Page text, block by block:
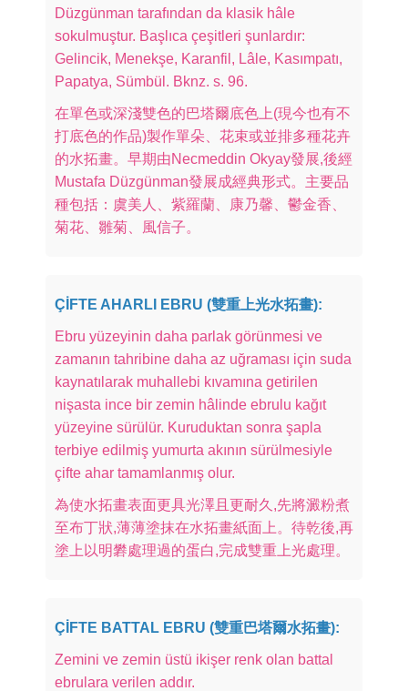
Düzgünman tarafından da klasik hâle
sokulmuştur. Başlıca çeşitleri şunlardır:
Gelincik, Menekşe, Karanfil, Lâle, Kasımpatı,
Papatya, Sümbül. Bknz. s. 96.
在單色或深淺雙色的巴塔爾底色上(現今也有不
打底色的作品)製作單朵、花束或並排多種花卉
的水拓畫。早期由Necmeddin Okyay發展,後經
Mustafa Düzgünman發展成經典形式。主要品
種包括：虞美人、紫羅蘭、康乃馨、鬱金香、
菊花、雛菊、風信子。
ÇİFTE AHARLI EBRU (雙重上光水拓畫):
Ebru yüzeyinin daha parlak görünmesi ve
zamanın tahribine daha az uğraması için suda
kaynatılarak muhallebi kıvamına getirilen
nişasta ince bir zemin hâlinde ebrulu kağıt
yüzeyine sürülür. Kuruduktan sonra şapla
terbiye edilmiş yumurta akının sürülmesiyle
çifte ahar tamamlanmış olur.
為使水拓畫表面更具光澤且更耐久,先將澱粉煮
至布丁狀,薄薄塗抹在水拓畫紙面上。待乾後,再
塗上以明礬處理過的蛋白,完成雙重上光處理。
ÇİFTE BATTAL EBRU (雙重巴塔爾水拓畫):
Zemini ve zemin üstü ikişer renk olan battal
ebrulara verilen addır.